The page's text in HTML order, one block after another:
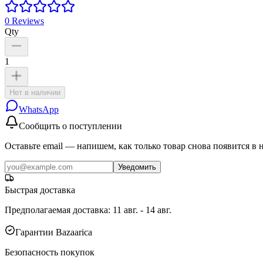
0 Reviews
Qty
1
Нет в наличии
WhatsApp
Сообщить о поступлении
Оставьте email — напишем, как только товар снова появится в
Уведомить
Быстрая доставка
Предполагаемая доставка: 11 авг. - 14 авг.
Гарантии Bazaarica
Безопасность покупок